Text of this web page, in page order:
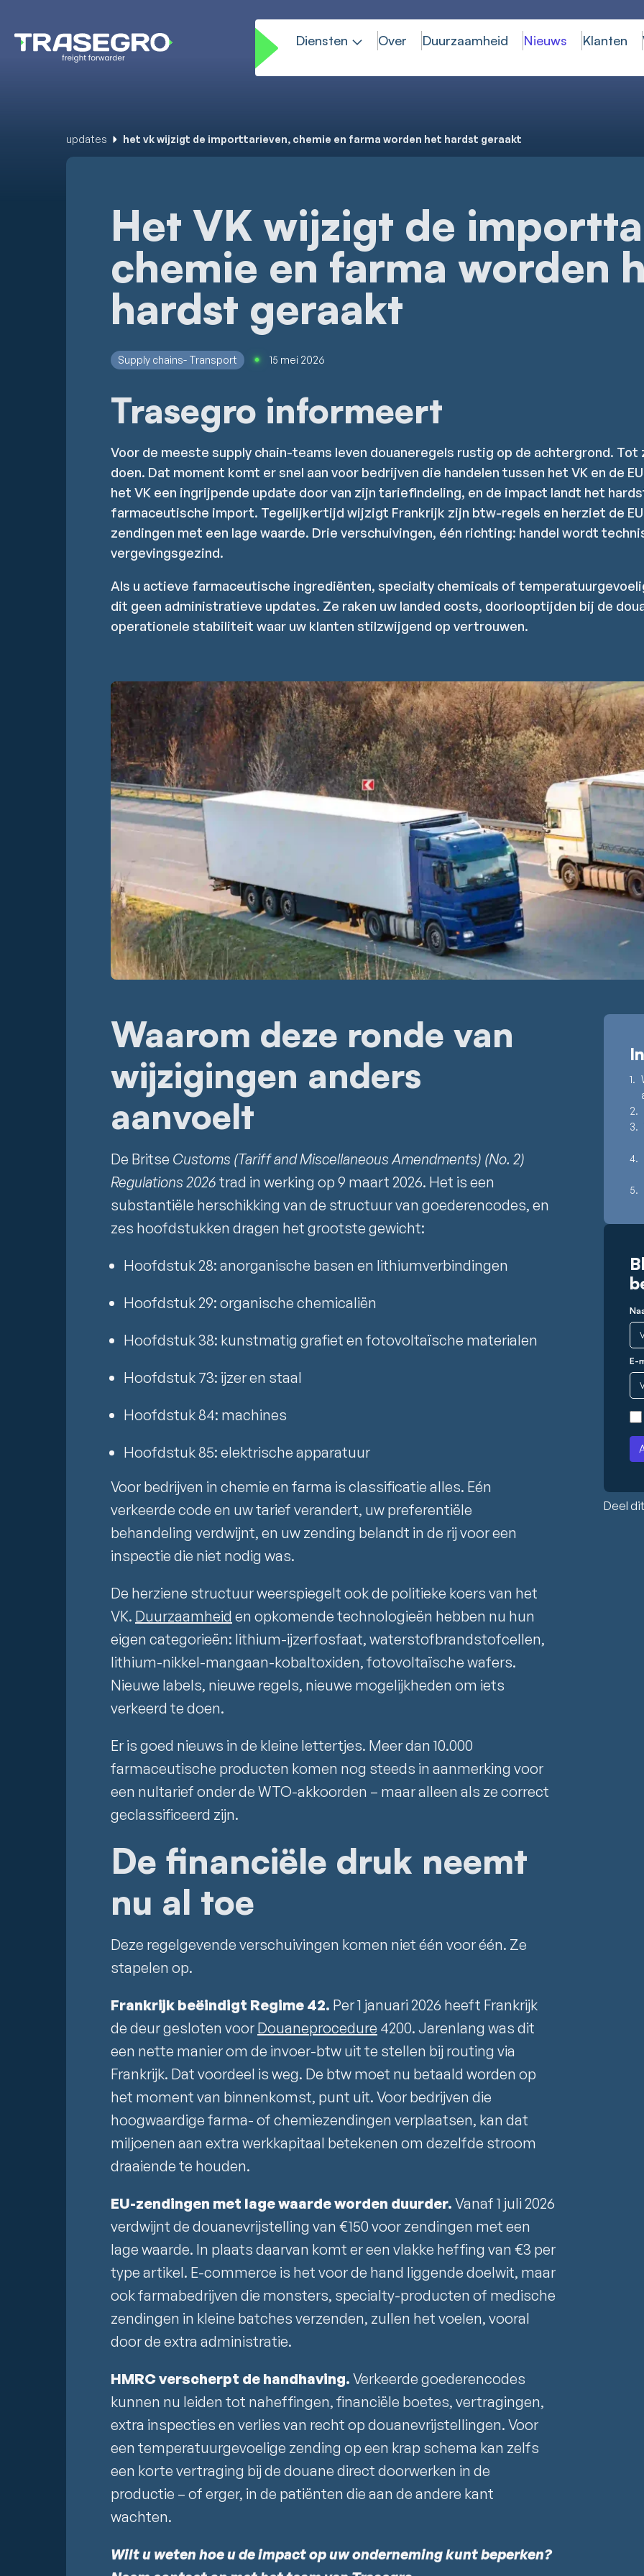
Diensten Over Duurzaamheid Nieuws Klanten
updates het vk wijzigt de importtarieven, chemie en farma worden het hardst geraakt
Het VK wijzigt de
chemie en farma worden
hardst geraakt
Supply chains- Transport 15 mei 2026
Trasegro informeert
Voor de meeste supply chain-teams leven douaneregels rustig op de achtergrond.
doen. Dat moment komt er snel aan voor bedrijven die handelen tussen het VK en de
het VK een ingrijpende update door van zijn tariefindeling, en de impact landt het
farmaceutische import. Tegelijkertijd wijzigt Frankrijk zijn btw-regels en herziet de
zendingen met een lage waarde. Drie verschuivingen, één richting: handel wordt
vergevingsgezind.
Als u actieve farmaceutische ingrediënten, specialty chemicals of
dit geen administratieve updates. Ze raken uw landed costs, doorlooptijden bij de
operationele stabiliteit waar uw klanten stilzwijgend op vertrouwen.
Waarom deze ronde van
wijzigingen anders
aanvoelt
De Britse Customs (Tariff and Miscellaneous Amendments) (No. 2)
Regulations 2026 trad in werking op 9 maart 2026. Het is een
substantiële herschikking van de structuur van goederencodes, en
zes hoofdstukken dragen het grootste gewicht:
Hoofdstuk 28: anorganische basen en lithiumverbindingen
Hoofdstuk 29: organische chemicaliën
Hoofdstuk 38: kunstmatig grafiet en fotovoltaïsche materialen
Hoofdstuk 73: ijzer en staal
Hoofdstuk 84: machines
Hoofdstuk 85: elektrische apparatuur
Voor bedrijven in chemie en farma is classificatie alles. Eén
verkeerde code en uw tarief verandert, uw preferentiële
behandeling verdwijnt, en uw zending belandt in de rij voor een
inspectie die niet nodig was.
De herziene structuur weerspiegelt ook de politieke koers van het
VK. Duurzaamheid en opkomende technologieën hebben nu hun
eigen categorieën: lithium-ijzerfosfaat, waterstofbrandstofcellen,
lithium-nikkel-mangaan-kobaltoxiden, fotovoltaïsche wafers.
Nieuwe labels, nieuwe regels, nieuwe mogelijkheden om iets
verkeerd te doen.
Er is goed nieuws in de kleine lettertjes. Meer dan 10.000
farmaceutische producten komen nog steeds in aanmerking voor
een nultarief onder de WTO-akkoorden – maar alleen als ze correct
geclassificeerd zijn.
De financiële druk neemt
nu al toe
Deze regelgevende verschuivingen komen niet één voor één. Ze
stapelen op.
Frankrijk beëindigt Regime 42. Per 1 januari 2026 heeft Frankrijk
de deur gesloten voor Douaneprocedure 4200. Jarenlang was dit
een nette manier om de invoer-btw uit te stellen bij routing via
Frankrijk. Dat voordeel is weg. De btw moet nu betaald worden op
het moment van binnenkomst, punt uit. Voor bedrijven die
hoogwaardige farma- of chemiezendingen verplaatsen, kan dat
miljoenen aan extra werkkapitaal betekenen om dezelfde stroom
draaiende te houden.
EU-zendingen met lage waarde worden duurder. Vanaf 1 juli 2026
verdwijnt de douanevrijstelling van €150 voor zendingen met een
lage waarde. In plaats daarvan komt er een vlakke heffing van €3 per
type artikel. E-commerce is het voor de hand liggende doelwit, maar
ook farmabedrijven die monsters, specialty-producten of medische
zendingen in kleine batches verzenden, zullen het voelen, vooral
door de extra administratie.
HMRC verscherpt de handhaving. Verkeerde goederencodes
kunnen nu leiden tot naheffingen, financiële boetes, vertragingen,
extra inspecties en verlies van recht op douanevrijstellingen. Voor
een temperatuurgevoelige zending op een krap schema kan zelfs
een korte vertraging bij de douane direct doorwerken in de
productie – of erger, in de patiënten die aan de andere kant
wachten.
Wilt u weten hoe u de impact op uw onderneming kunt beperken?
E-
Deel